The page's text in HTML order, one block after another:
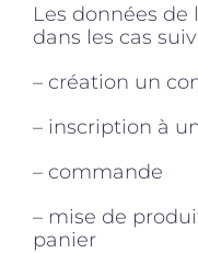
Les données de
dans les cas
– création un
– inscription à
– commande
– mise de
panier